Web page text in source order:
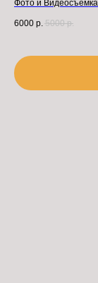
Фото и
6000 р. 5000 р.